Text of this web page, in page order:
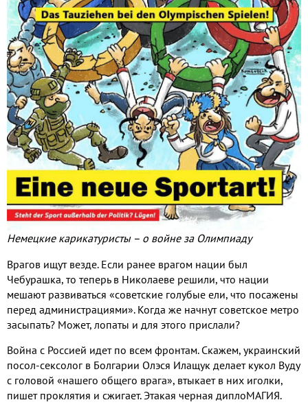
Немецкие карикатуристы – о войне за Олимпиаду
Врагов ищут везде. Если ранее врагом нации был
Чебурашка, то теперь в Николаеве решили, что нации
мешают развиваться «советские голубые ели, что посажены
перед администрациями». Когда же начнут советское метро
засыпать? Может, лопаты и для этого прислали?
Война с Россией идет по всем фронтам. Скажем, украинский
посол-сексолог в Болгарии Олэся Илащук делает кукол Вуду
с головой «нашего общего врага», втыкает в них иголки,
пишет проклятия и сжигает. Этакая черная диплоМАГИЯ.